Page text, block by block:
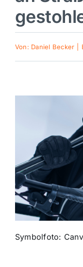
Wirtschaft
Mein Stadtteil
Galerie
Von: Daniel Becker
Symbolfoto: